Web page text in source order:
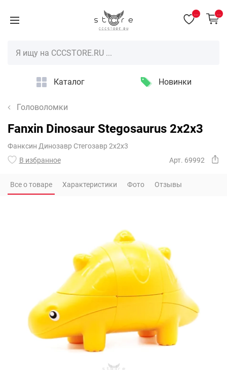
Каталог Новинки
Головоломки
Fanxin Dinosaur Stegosaurus 2x2x3
Фанксин Динозавр Стегозавр 2х2х3
В избранное
Арт. 69992
Все о товаре Характеристики Фото Отзывы